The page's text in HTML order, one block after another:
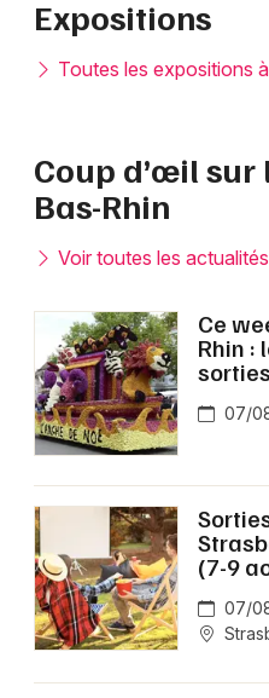
Expositions
Toutes les expositions
Coup d’œil sur
Bas-Rhin
Voir toutes les
Ce
Rhin :
07/
(7-9
07/